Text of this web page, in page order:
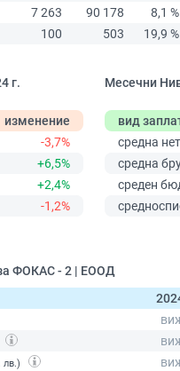
7 263 90 178 8,1 %
100 503 19,9 %
г.
изменение
-3,7%
+6,5%
+2,4%
-1,2%
Месечни
вид
средна
средна
среден
ФОКАС - 2 | ЕООД
лв.)